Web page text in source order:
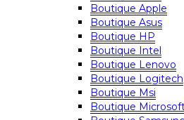
Boutique Apple
Boutique Asus
Boutique HP
Boutique Intel
Boutique Lenovo
Boutique Logitech
Boutique Msi
Boutique